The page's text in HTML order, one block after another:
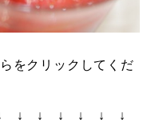
をクリックしてくだ
↓ ↓ ↓ ↓ ↓ ↓